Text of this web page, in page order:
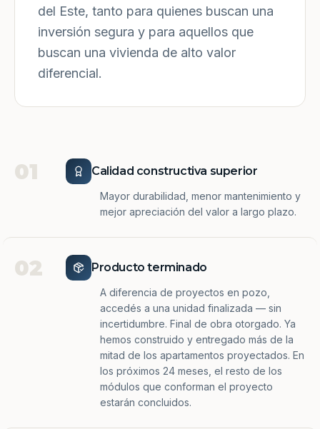
del Este, tanto para quienes buscan una
inversión segura y para aquellos que
buscan una vivienda de alto valor
diferencial.
01 Calidad constructiva superior
Mayor durabilidad, menor mantenimiento y
mejor apreciación del valor a largo plazo.
02 Producto terminado
A diferencia de proyectos en pozo,
accedés a una unidad finalizada — sin
incertidumbre. Final de obra otorgado. Ya
hemos construido y entregado más de la
mitad de los apartamentos proyectados. En
los próximos 24 meses, el resto de los
módulos que conforman el proyecto
estarán concluidos.